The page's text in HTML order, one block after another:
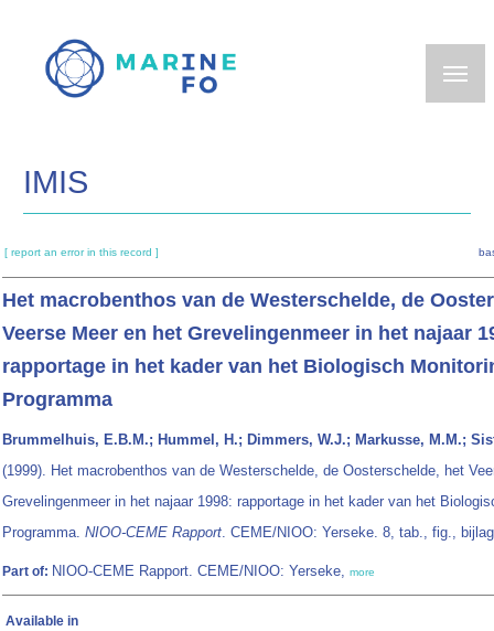
main
IMIS
[ report an error in this record ]
Het macrobenthos van de Westerschelde, de
Veerse Meer en het Grevelingenmeer in het najaar
rapportage in het kader van het Biologisch
Programma
Brummelhuis, E.B.M.; Hummel, H.; Dimmers, W.J.; Markusse, M.M.;
(1999). Het macrobenthos van de Westerschelde, de Oosterschelde, het
Grevelingenmeer in het najaar 1998: rapportage in het kader van het
Programma. NIOO-CEME Rapport. CEME/NIOO: Yerseke. 8, tab., fig.,
Part of: NIOO-CEME Rapport. CEME/NIOO: Yerseke, more
Available in